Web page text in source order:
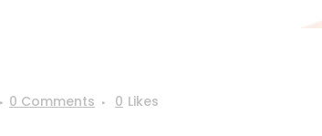
0 Comments 0 Likes